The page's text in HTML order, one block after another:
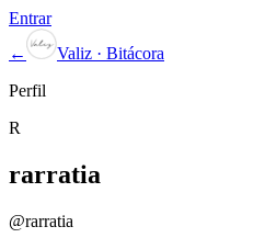
Entrar
←
Valiz · Bitácora
Perfil
R
rarratia
@rarratia